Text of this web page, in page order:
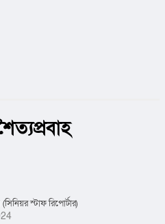
(সিনিয়র স্টাফ রিপোর্টার)